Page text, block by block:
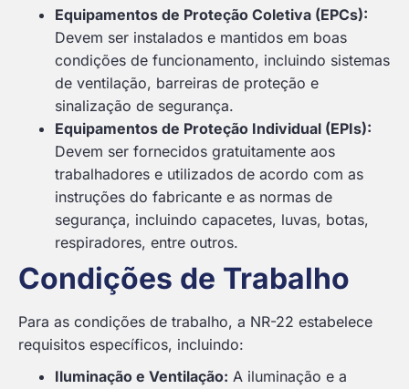
Equipamentos de Proteção Coletiva (EPCs):
Devem ser instalados e mantidos em boas
condições de funcionamento, incluindo sistemas
de ventilação, barreiras de proteção e
sinalização de segurança.
Equipamentos de Proteção Individual (EPIs):
Devem ser fornecidos gratuitamente aos
trabalhadores e utilizados de acordo com as
instruções do fabricante e as normas de
segurança, incluindo capacetes, luvas, botas,
respiradores, entre outros.
Condições de Trabalho
Para as condições de trabalho, a NR-22 estabelece
requisitos específicos, incluindo:
Iluminação e Ventilação: A iluminação e a